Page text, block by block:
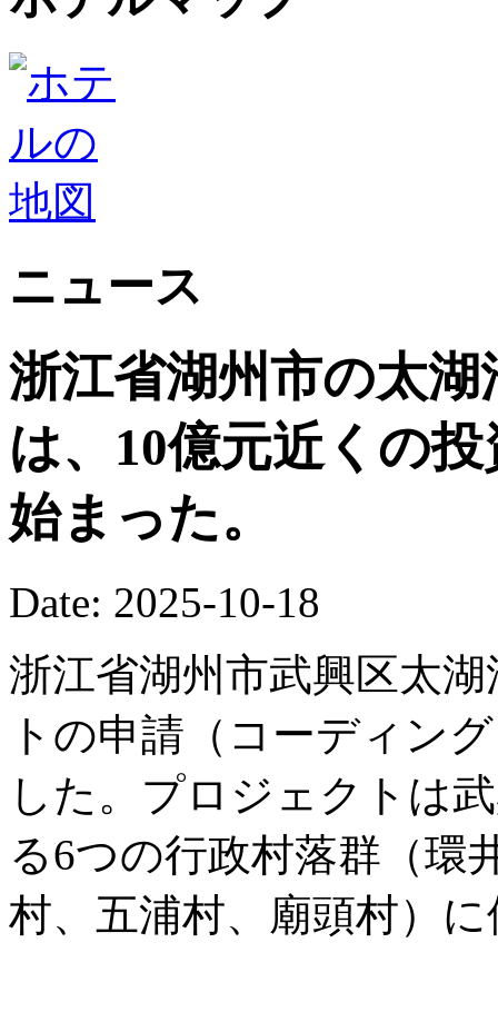
ニュース
浙江省湖州市の太
は、10億元近くの
始まった。
Date: 2025-10-18
浙江省湖州市武興区太
トの申請（コーディン
した。プロジェクトは
る6つの行政村落群（環
村、五浦村、廟頭村）